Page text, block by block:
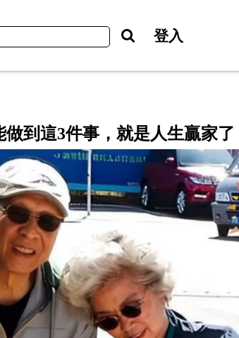
登入
到這3件事，就是人生贏家了